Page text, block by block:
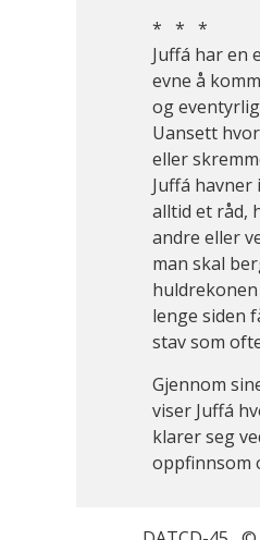
* * *
Juffá har en
evne å
og
Uansett
eller
Juffá havner
alltid et råd,
andre eller
man skal
lenge siden
stav som
Gjennom
viser Juffá
klarer seg
oppfinnsom